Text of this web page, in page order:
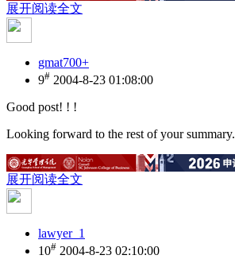
展开阅读全文
gmat700+
9# 2004-8-23 01:08:00
Good post! ! !
Looking forward to the rest of your summary.
展开阅读全文
lawyer_1
10# 2004-8-23 02:10:00